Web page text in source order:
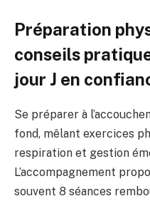
Préparation
conseils
jour J en
Se préparer à
fond, mêlant exercices
respiration et gestion
L’accompagnement
souvent 8 séances